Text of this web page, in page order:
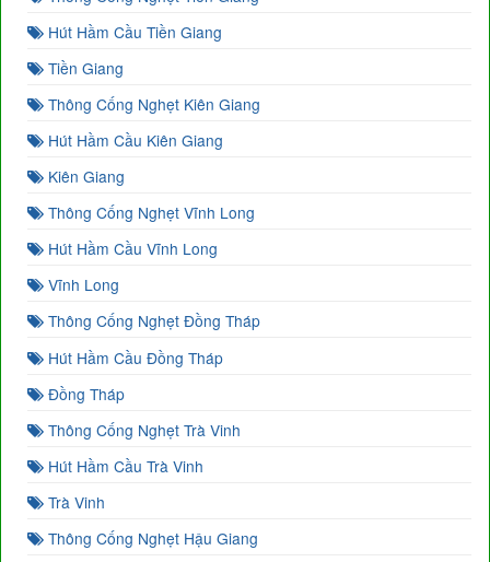
Hút Hầm Cầu Tiền Giang
Tiền Giang
Thông Cống Nghẹt Kiên Giang
Hút Hầm Cầu Kiên Giang
Kiên Giang
Thông Cống Nghẹt Vĩnh Long
Hút Hầm Cầu Vĩnh Long
Vĩnh Long
Thông Cống Nghẹt Đồng Tháp
Hút Hầm Cầu Đồng Tháp
Đồng Tháp
Thông Cống Nghẹt Trà Vinh
Hút Hầm Cầu Trà Vinh
Trà Vinh
Thông Cống Nghẹt Hậu Giang